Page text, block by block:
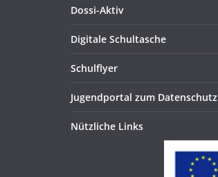
Dossi-Aktiv
Digitale Schultasche
Schulflyer
Jugendportal zum Datenschutz
Nützliche Links